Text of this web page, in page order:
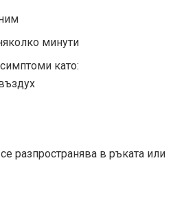
минути
като:
разпространява в ръката или